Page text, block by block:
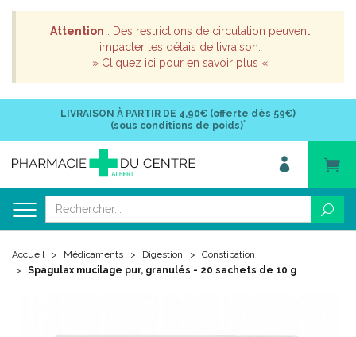
Attention : Des restrictions de circulation peuvent
impacter les délais de livraison.
» Cliquez ici pour en savoir plus «
LIVRAISON À PARTIR DE 4,90€ (offerte dès 59€)
(sous conditions de poids)*
Accueil Médicaments Digestion
Constipation
Spagulax mucilage pur, granulés - 20 sachets de 10 g